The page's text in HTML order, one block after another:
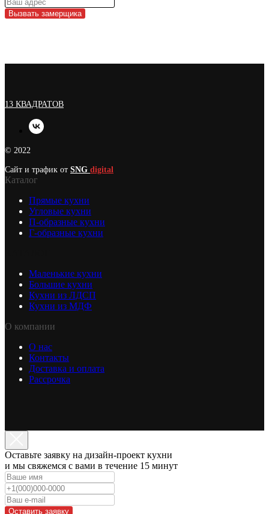
Вызвать замерщика
13 КВАДРАТОВ
© 2022
Сайт и трафик от SNG digital
Каталог
Прямые кухни
Угловые кухни
П-образные кухни
Г-образные кухни
Маленькие кухни
Большие кухни
Кухни из ЛДСП
Кухни из МДФ
О компании
О нас
Контакты
Доставка и оплата
Рассрочка
Оставьте заявку на дизайн-проект кухни
и мы свяжемся с вами в течение 15 минут
Оставить заявку